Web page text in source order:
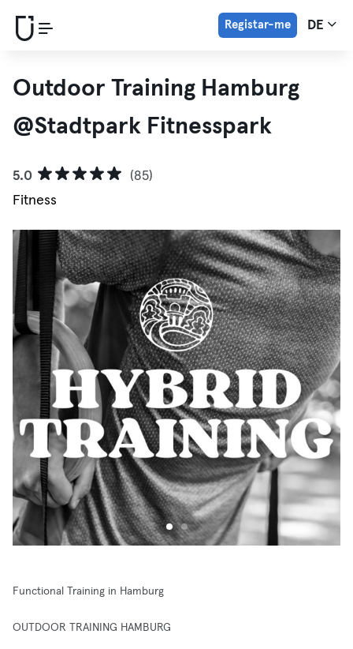
Registar-me DE
Outdoor Training Hamburg
@Stadtpark Fitnesspark
5.0
(85)
Fitness
Functional Training in Hamburg
OUTDOOR TRAINING HAMBURG